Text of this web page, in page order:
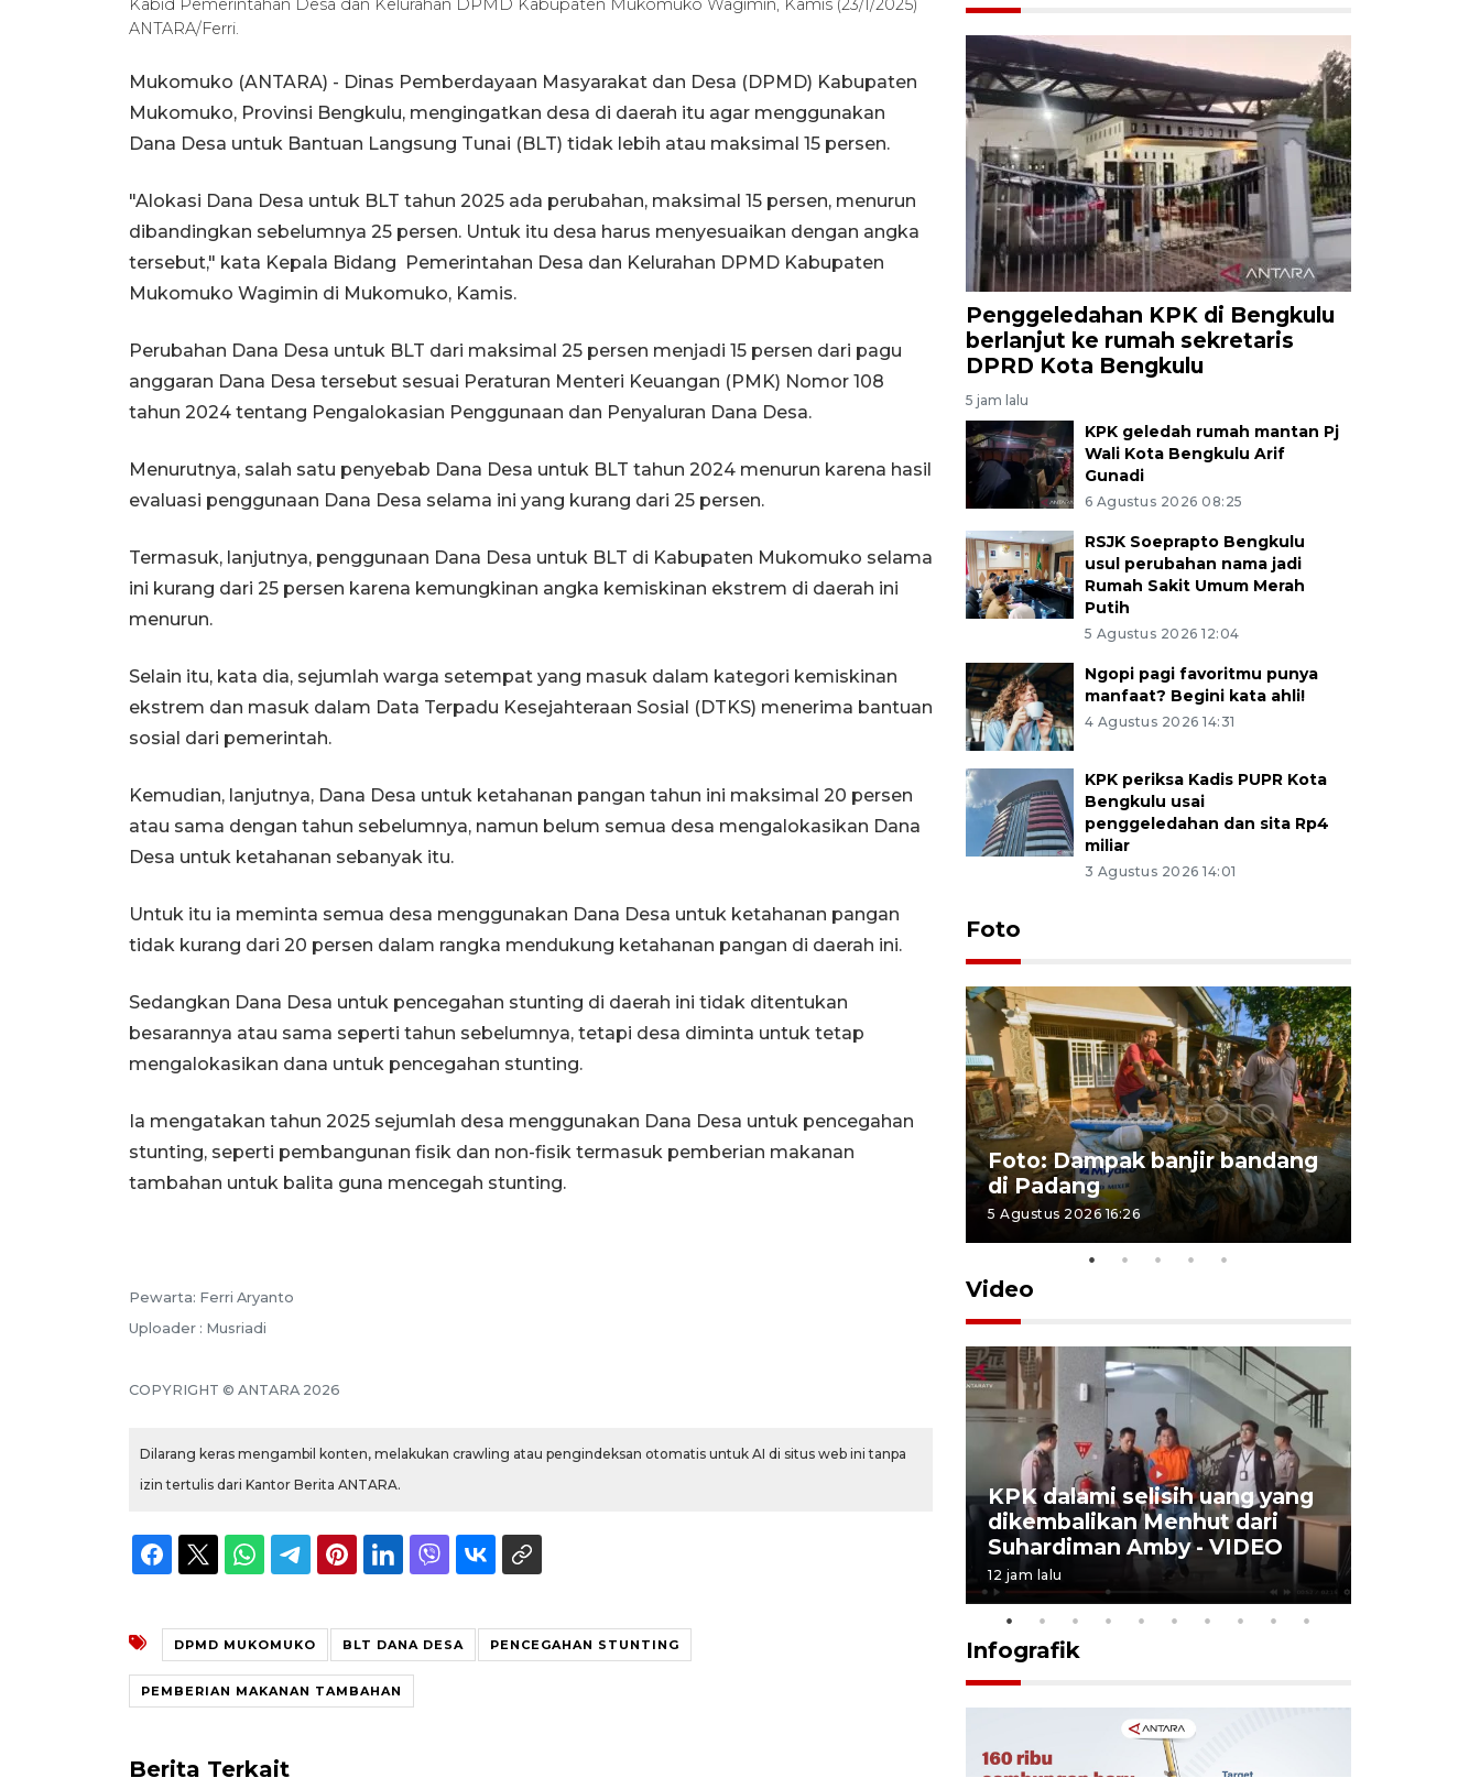
Kabid Pemerintahan Desa dan Kelurahan DPMD Kabupaten Mukomuko Wagimin, Kamis (23/1/2025)
ANTARA/Ferri.
Mukomuko (ANTARA) - Dinas Pemberdayaan Masyarakat dan Desa (DPMD) Kabupaten
Mukomuko, Provinsi Bengkulu, mengingatkan desa di daerah itu agar menggunakan
Dana Desa untuk Bantuan Langsung Tunai (BLT) tidak lebih atau maksimal 15 persen.
"Alokasi Dana Desa untuk BLT tahun 2025 ada perubahan, maksimal 15 persen, menurun
dibandingkan sebelumnya 25 persen. Untuk itu desa harus menyesuaikan dengan angka
tersebut," kata Kepala Bidang Pemerintahan Desa dan Kelurahan DPMD Kabupaten
Mukomuko Wagimin di Mukomuko, Kamis.
Perubahan Dana Desa untuk BLT dari maksimal 25 persen menjadi 15 persen dari pagu
anggaran Dana Desa tersebut sesuai Peraturan Menteri Keuangan (PMK) Nomor 108
tahun 2024 tentang Pengalokasian Penggunaan dan Penyaluran Dana Desa.
Menurutnya, salah satu penyebab Dana Desa untuk BLT tahun 2024 menurun karena hasil
evaluasi penggunaan Dana Desa selama ini yang kurang dari 25 persen.
Termasuk, lanjutnya, penggunaan Dana Desa untuk BLT di Kabupaten Mukomuko selama
ini kurang dari 25 persen karena kemungkinan angka kemiskinan ekstrem di daerah ini
menurun.
Selain itu, kata dia, sejumlah warga setempat yang masuk dalam kategori kemiskinan
ekstrem dan masuk dalam Data Terpadu Kesejahteraan Sosial (DTKS) menerima bantuan
sosial dari pemerintah.
Kemudian, lanjutnya, Dana Desa untuk ketahanan pangan tahun ini maksimal 20 persen
atau sama dengan tahun sebelumnya, namun belum semua desa mengalokasikan Dana
Desa untuk ketahanan sebanyak itu.
Untuk itu ia meminta semua desa menggunakan Dana Desa untuk ketahanan pangan
tidak kurang dari 20 persen dalam rangka mendukung ketahanan pangan di daerah ini.
Sedangkan Dana Desa untuk pencegahan stunting di daerah ini tidak ditentukan
besarannya atau sama seperti tahun sebelumnya, tetapi desa diminta untuk tetap
mengalokasikan dana untuk pencegahan stunting.
Ia mengatakan tahun 2025 sejumlah desa menggunakan Dana Desa untuk pencegahan
stunting, seperti pembangunan fisik dan non-fisik termasuk pemberian makanan
tambahan untuk balita guna mencegah stunting.
Pewarta: Ferri Aryanto
Uploader : Musriadi
COPYRIGHT © ANTARA 2026
Dilarang keras mengambil konten, melakukan crawling atau pengindeksan otomatis untuk AI di situs web ini tanpa
izin tertulis dari Kantor Berita ANTARA.
DPMD MUKOMUKO BLT DANA DESA PENCEGAHAN STUNTING
PEMBERIAN MAKANAN TAMBAHAN
Berita Terkait
Penggeledahan KPK di Bengkulu
berlanjut ke rumah sekretaris
DPRD Kota Bengkulu
5 jam lalu
KPK geledah rumah mantan Pj
Wali Kota Bengkulu Arif
Gunadi
6 Agustus 2026 08:25
RSJK Soeprapto Bengkulu
usul perubahan nama jadi
Rumah Sakit Umum Merah
Putih
5 Agustus 2026 12:04
Ngopi pagi favoritmu punya
manfaat? Begini kata ahli!
4 Agustus 2026 14:31
KPK periksa Kadis PUPR Kota
Bengkulu usai
penggeledahan dan sita Rp4
miliar
3 Agustus 2026 14:01
Foto
Foto: Lokasi ledakan bom
Foto: Dampak banjir bandang
di Padang
5 Agustus 2026 16:26
Video
KPK dalami selisih uang yang
dikembalikan Menhut dari
Suhardiman Amby - VIDEO
12 jam lalu
Infografik